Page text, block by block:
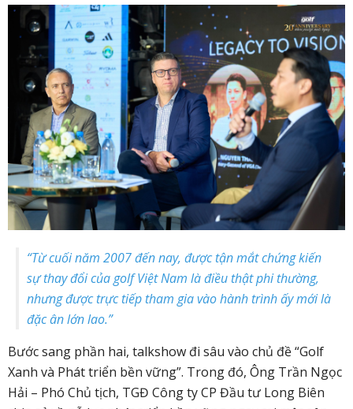
“Từ cuối năm 2007 đến nay, được tận mắt chứng kiến
sự thay đổi của golf Việt Nam là điều thật phi thường,
nhưng được trực tiếp tham gia vào hành trình ấy mới là
đặc ân lớn lao.”
Bước sang phần hai, talkshow đi sâu vào chủ đề “Golf
Xanh và Phát triển bền vững”. Trong đó, Ông Trần Ngọc
Hải – Phó Chủ tịch, TGĐ Công ty CP Đầu tư Long Biên